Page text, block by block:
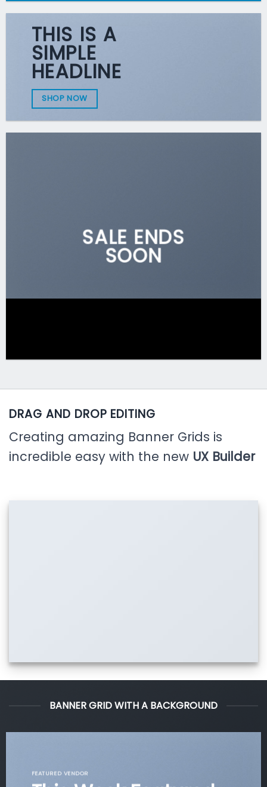
THIS IS A
SIMPLE
HEADLINE
SHOP NOW
SALE ENDS
SOON
DRAG AND DROP EDITING
Creating amazing Banner Grids is
incredible easy with the new UX Builder
BANNER GRID WITH A BACKGROUND
FEATURED VENDOR